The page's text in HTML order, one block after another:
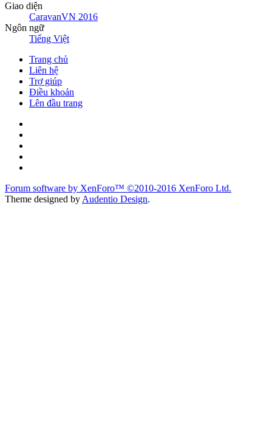
Giao diện
CaravanVN 2016
Ngôn ngữ
Tiếng Việt
Trang chủ
Liên hệ
Trợ giúp
Điều khoản
Lên đầu trang
Forum software by XenForo™ ©2010-2016 XenForo Ltd.
Theme designed byAudentio Design.